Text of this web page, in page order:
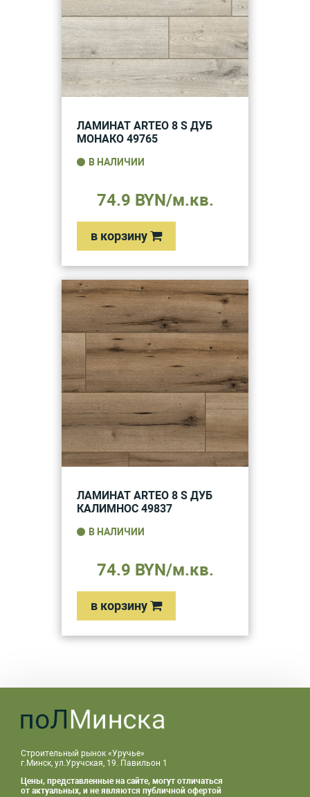
ЛАМИНАТ ARTEO 8 S ДУБ
МОНАКО 49765
В НАЛИЧИИ
74.9 BYN/м.кв.
в корзину
ЛАМИНАТ ARTEO 8 S ДУБ
КАЛИМНОС 49837
В НАЛИЧИИ
74.9 BYN/м.кв.
в корзину
Строительный рынок «Уручье»
г.Минск, ул.Уручская, 19. Павильон 1
Цены, представленные на сайте, могут отличаться
от актуальных, и не являются публичной офертой